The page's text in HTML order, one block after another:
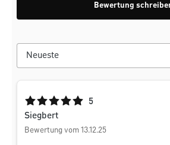
Bewertung
Durchschnittliche Bewertung von 5
5
Siegbert
Bewertung vom 13.12.25